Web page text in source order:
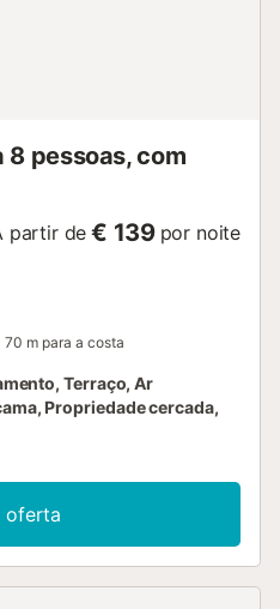
8 pessoas, com
partir de € 139 por noite
70 m para a costa
Terraço, Ar
Propriedade cercada,
oferta